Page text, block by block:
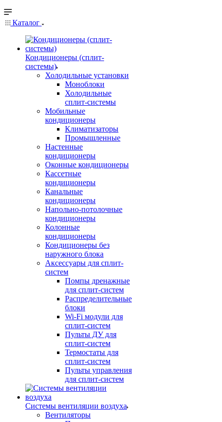
Каталог
Кондиционеры (сплит-
системы)
Холодильные установки
Моноблоки
Холодильные
сплит-системы
Мобильные
кондиционеры
Климатизаторы
Промышленные
Настенные
кондиционеры
Оконные кондиционеры
Кассетные
кондиционеры
Канальные
кондиционеры
Напольно-потолочные
кондиционеры
Колонные
кондиционеры
Кондиционеры без
наружного блока
Аксессуары для сплит-
систем
Помпы дренажные
для сплит-систем
Распределительные
блоки
Wi-Fi модули для
сплит-систем
Пульты ДУ для
сплит-систем
Термостаты для
сплит-систем
Пульты управления
для сплит-систем
Системы вентиляции воздуха
Вентиляторы